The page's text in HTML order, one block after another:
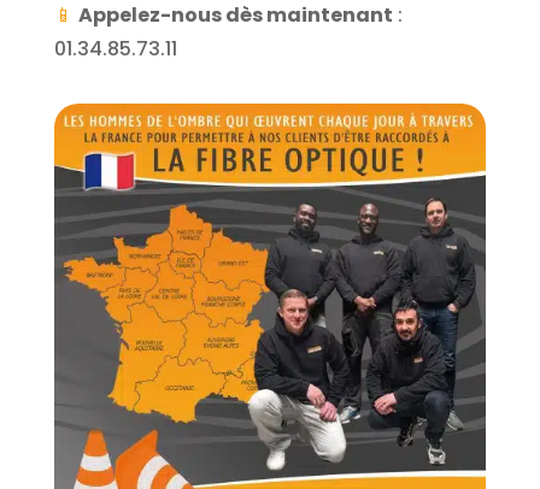
📱 Appelez-nous dès maintenant :
01.34.85.73.11